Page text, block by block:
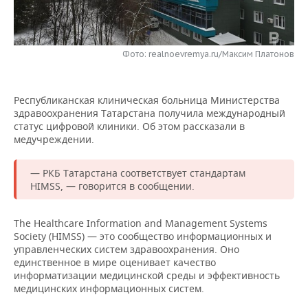
НЕФТЕХИМИЯ
НЕФТЬ
ЭНЕРГЕТИКА
РОЗНИЧНАЯ ТОРГОВЛЯ
НОВОСТИ ТЕХНОЛОГИЙ
ТЕЛЕКОММУНИКАЦИИ
МЕРОПРИЯТИЯ
НОВОСТИ МЕРОПРИЯТИЙ
БИЗНЕС-БРАНЧИ
ОТКРЫТАЯ ЛЕКЦИЯ
ФУТБОЛ
БАСКЕТБОЛ
КИБЕРСПОРТ
ФИГУРНОЕ КАТАНИЕ
НОВОСТИ ОБЩЕСТВА
ИНФРАСТРУКТУРА
КУЛЬТУРА
МЕДИЦИНА
ФОТОГАЛЕРЕЯ
СПРАВОЧНИК
СПИСОК КОМПАНИЙ
ПОЛНАЯ ВЕРСИЯ
Фото: realnoevremya.ru/Максим Платонов
Республиканская клиническая больница Министерства
здравоохранения Татарстана получила международный
статус цифровой клиники. Об этом рассказали в
медучреждении.
— РКБ Татарстана соответствует стандартам
HIMSS, — говорится в сообщении.
The Healthcare Information and Management Systems
Society (HIMSS) — это сообщество информационных и
управленческих систем здравоохранения. Оно
единственное в мире оценивает качество
информатизации медицинской среды и эффективность
медицинских информационных систем.